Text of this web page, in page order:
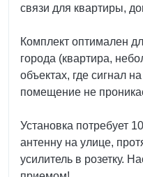
связи для квартиры,
Комплект оптимален
города (квартира,
объектах, где сигнал
помещение не
Установка потребует
антенну на улице,
усилитель в розетку.